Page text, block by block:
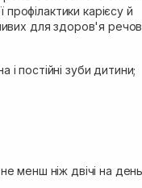
карієсу й
для здоров'я
постійні зуби дитини;
менш ніж двічі на